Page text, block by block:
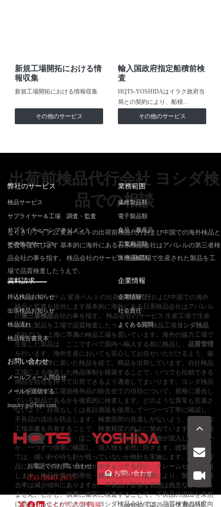
新規工場開拓における情
報収集
新規工場開拓における情報収集
その他のサービス
輸入国政府指定船積前検
査
HQTS-YOSHIDAはイラク政府当
局との契約により、船積…
その他のサービス
出荷前検品代行会社 ヨシダ検
品での相談
なりきりアイテム 変身ベルトの出荷前検品代行および中国での海外検品と
監査を提供します 基本的に海外にある日系検品会社はアパレルの第三者検
品会社の事を指す。 検品会社のサービス 生産工場で生産された製品を工
場で品質検査したうえで、
なりきりアイテム 変身ベルトの出荷前検品代行および中国での海外
検品と監査を提供します基本的に海外にある日系検品会社はアパレル
の第三者検品会社の事を指す。 検品会社のサービス 生産工場で生産
された製品を工場で品質検査したうえで、 中国検品工場 ヨシダ検品
会社では、上海に専属の検品工場を置いています。海外の協力工場で
生産した製品は、ここですべて国内へ輸入する前に検品し、 品質管理
を行います。海外生産においても安心してお任せいただけるよう、厳
しい独自基準に基いた検品を経て、商品を出荷しています。自社検品
工場による徹底した検品体制を構築することで、いつでも信頼できる
商品を自信を持って出荷できるよう邁進してまいります。ヨシダ検品
会社専属検品工場規格外品の除去全ての項目について、規格に適合し
ている製品であるかを徹底的に検査します。どのような異常も見逃さ
ないよう、目視もしくは各計測器を使用して一つ一つ丁寧に確認し、
不良品の流出を防止します。検査箇所の見逃しがないよう、詳細な加
工指示書を共有することで、検査精度の向上に努めています。異物混
入チェックゴミ・毛・ほこり等、大事な製品に異物が混入していない
か、一つずつ慎重に確認し、混入物を未然に防ぎます。縫製品に関し
ては、縫い針や待ち針が残っていないか検針も実施します。また、製
品に汚れが付着していないかのチェックも行い、クレームゼロを目指
します。検品作業の効率化・精度向上日々の改善により、製品の不適
合率は減少傾向にありますが、不良品が皆無な状態は残念ながらあり
ません。しかし、慎重に確実に検査することで、不良品の流出を未然
に防止することができます。ヨシダ検品会社では、品質検査の精度向
弊社のサービス
検品サービス
サプライヤー＆工場 調査・監査
サプライチェーンマネジメント
その他のサービス
業務範囲
繊維製品類
電子製品類
食品・農産品
工業用品類
医療器械類
資料請求
持込検品お知らせ
出張検品お知らせ
検品流れ
検品報告書見本
企業情報
企業情報
社会責任
よくある質問
お問い合わせ
メールフォーム問合せ
メールを送信する
inquiry.jp@hqts.com
お電話でのお問い合わせ
050-5840-2657
お問い合わせ
サイトマップ 利用規 Copyright ©2026ヨシダ 検品All